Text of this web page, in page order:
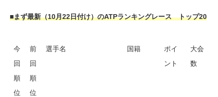
■まず最新（10月22日付け）のATPランキングレース トップ20
今
回
順
位
前
回
順
位
選手名 国籍
ポイ
ント
大会
数